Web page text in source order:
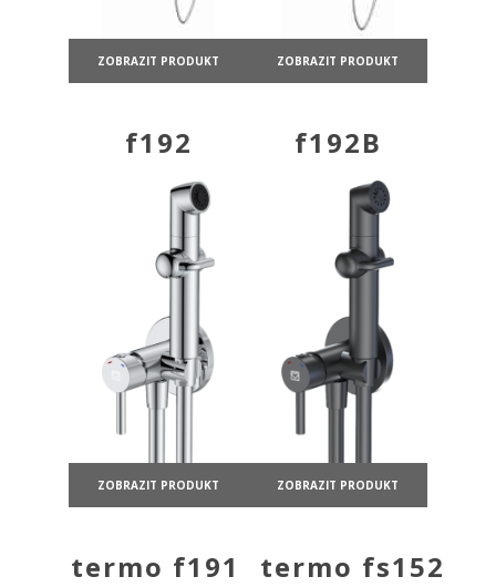
ZOBRAZIT PRODUKT ZOBRAZIT PRODUKT
f192
ZOBRAZIT PRODUKT
f192B
ZOBRAZIT PRODUKT
termo f191 termo fs152